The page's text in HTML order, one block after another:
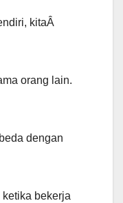
kitaÂ
orang lain.
dengan
bekerja